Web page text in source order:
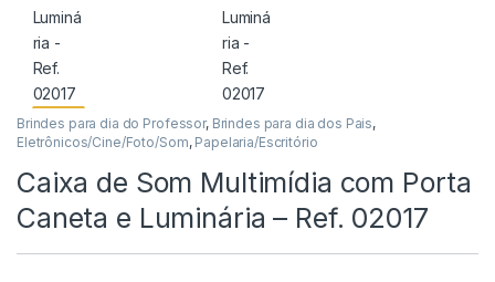
Brindes para dia do Professor, Brindes para dia dos Pais,
Eletrônicos/Cine/Foto/Som, Papelaria/Escritório
Caixa de Som Multimídia com Porta
Caneta e Luminária – Ref. 02017